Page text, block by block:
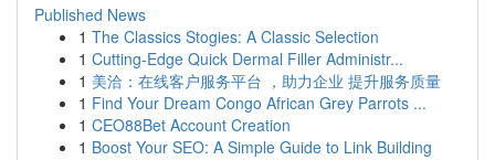
Published News
1 The Classics Stogies: A Classic Selection
1 Cutting-Edge Quick Dermal Filler Administr...
1 美洽：在线客户服务平台 ，助力企业 提升服务质量
1 Find Your Dream Congo African Grey Parrots ...
1 CEO88Bet Account Creation
1 Boost Your SEO: A Simple Guide to Link Building